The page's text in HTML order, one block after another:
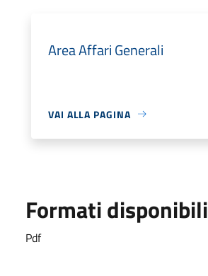
Area Affari Generali
VAI ALLA PAGINA
Formati disponibili
Pdf